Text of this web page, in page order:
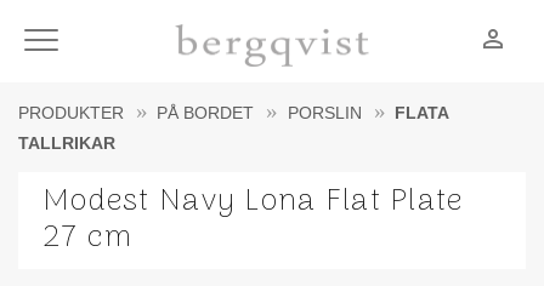
Meny person_outline
PRODUKTER PÅ BORDET PORSLIN
FLATA
TALLRIKAR
Modest Navy Lona Flat Plate
27 cm